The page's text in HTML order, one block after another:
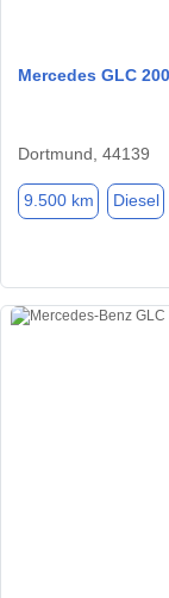
Mercedes GLC 200
Dortmund, 44139
9.500 km Diesel